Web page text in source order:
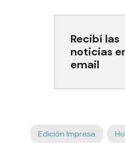
Recibí las
noticias
email
Edición Impresa